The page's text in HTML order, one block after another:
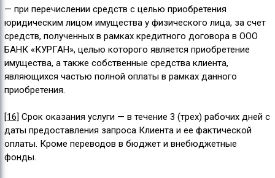
— при перечислении средств с целью приобретения
юридическим лицом имущества у физического лица, за счет
средств, полученных в рамках кредитного договора в ООО
БАНК «КУРГАН», целью которого является приобретение
имущества, а также собственные средства клиента,
являющихся частью полной оплаты в рамках данного
приобретения.
[16] Срок оказания услуги — в течение 3 (трех) рабочих дней с
даты предоставления запроса Клиента и ее фактической
оплаты. Кроме переводов в бюджет и внебюджетные
фонды.